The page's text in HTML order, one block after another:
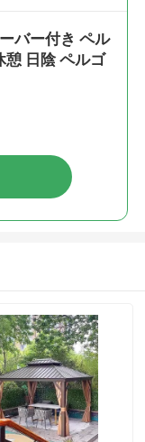
バー付き ペル
憩 日陰 ペルゴ